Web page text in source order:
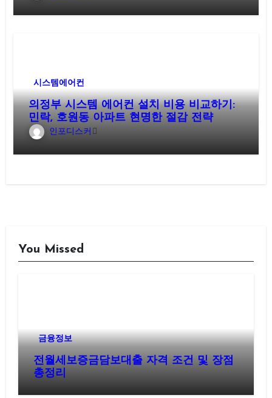
시스템에어컨
의정부 시스템 에어컨 설치 비용 비교하기:
민락, 호원동 아파트 현명한 절감 전략
인포디스커
You Missed
금융정보
전월세보증금담보대출 자격 조건 및 장점
총정리